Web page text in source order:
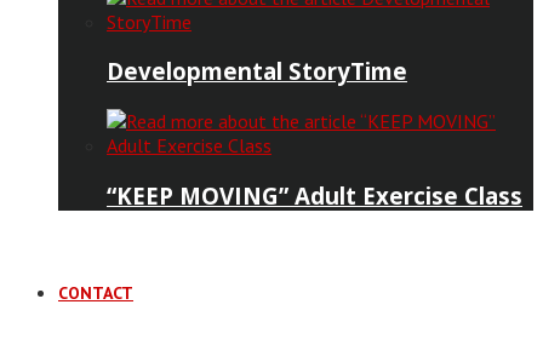
Developmental StoryTime
“KEEP MOVING” Adult Exercise Class
CONTACT